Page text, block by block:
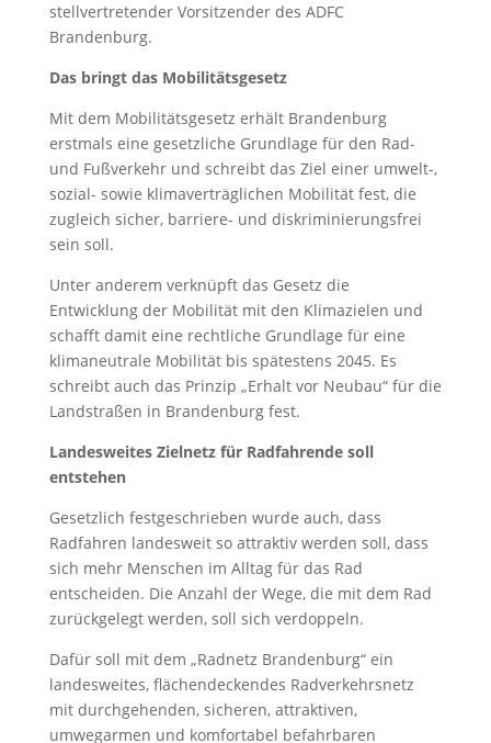
stellvertretender Vorsitzender des ADFC
Brandenburg.
Das bringt das Mobilitätsgesetz
Mit dem Mobilitätsgesetz erhält Brandenburg
erstmals eine gesetzliche Grundlage für den Rad-
und Fußverkehr und schreibt das Ziel einer umwelt-,
sozial- sowie klimaverträglichen Mobilität fest, die
zugleich sicher, barriere- und diskriminierungsfrei
sein soll.
Unter anderem verknüpft das Gesetz die
Entwicklung der Mobilität mit den Klimazielen und
schafft damit eine rechtliche Grundlage für eine
klimaneutrale Mobilität bis spätestens 2045. Es
schreibt auch das Prinzip „Erhalt vor Neubau“ für die
Landstraßen in Brandenburg fest.
Landesweites Zielnetz für Radfahrende soll
entstehen
Gesetzlich festgeschrieben wurde auch, dass
Radfahren landesweit so attraktiv werden soll, dass
sich mehr Menschen im Alltag für das Rad
entscheiden. Die Anzahl der Wege, die mit dem Rad
zurückgelegt werden, soll sich verdoppeln.
Dafür soll mit dem „Radnetz Brandenburg“ ein
landesweites, flächendeckendes Radverkehrsnetz
mit durchgehenden, sicheren, attraktiven,
umwegarmen und komfortabel befahrbaren